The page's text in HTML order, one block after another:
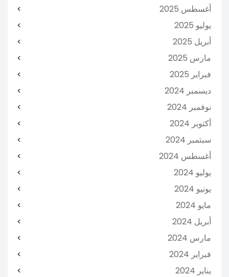
أغسطس 2025
يوليو 2025
أبريل 2025
مارس 2025
فبراير 2025
ديسمبر 2024
نوفمبر 2024
أكتوبر 2024
سبتمبر 2024
أغسطس 2024
يوليو 2024
يونيو 2024
مايو 2024
أبريل 2024
مارس 2024
فبراير 2024
يناير 2024